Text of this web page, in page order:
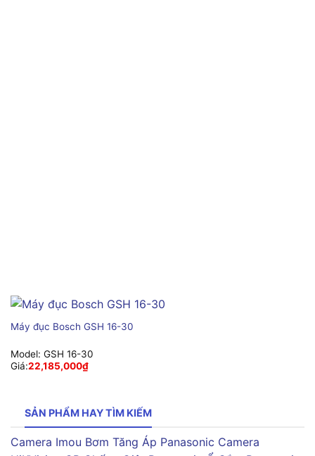
Máy đục Bosch GSH 16-30
Model: GSH 16-30
Giá:22,185,000₫
SẢN PHẨM HAY TÌM KIẾM
Camera Imou Bơm Tăng Áp Panasonic Camera